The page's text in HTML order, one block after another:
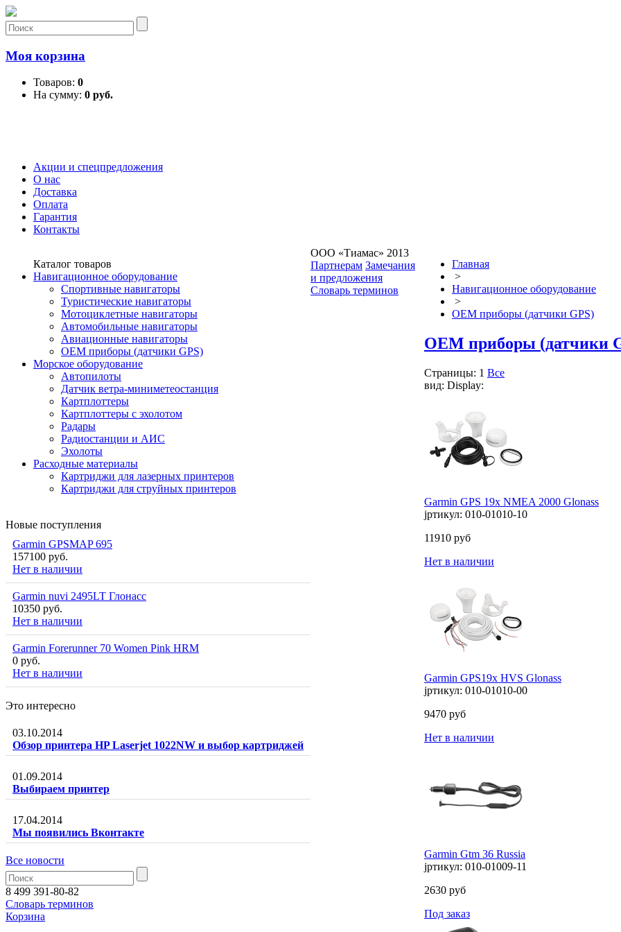
Моя корзина
Товаров: 0
На сумму: 0 руб.
Акции и спецпредложения
О нас
Доставка
Оплата
Гарантия
Контакты
Каталог товаров
Навигационное оборудование
Спортивные навигаторы
Туристические навигаторы
Мотоциклетные навигаторы
Автомобильные навигаторы
Авиационные навигаторы
OEM приборы (датчики GPS)
Морское оборудование
Автопилоты
Датчик ветра-миниметеостанция
Картплоттеры
Картплоттеры с эхолотом
Радары
Радиостанции и АИС
Эхолоты
Расходные материалы
Картриджи для лазерных принтеров
Картриджи для струйных принтеров
Новые поступления
Garmin GPSMAP 695
157100 руб.
Нет в наличии
Garmin nuvi 2495LT Глонасс
10350 руб.
Нет в наличии
Garmin Forerunner 70 Women Pink HRM
0 руб.
Нет в наличии
Это интересно
03.10.2014
Обзор принтера HP Laserjet 1022NW и выбор картриджей
01.09.2014
Выбираем принтер
17.04.2014
Мы появились Вконтакте
Все новости
Главная
>
Навигационное оборудование
>
OEM приборы (датчики GPS)
OEM приборы (датчики
Страницы: 1 Все
вид: Display:
Garmin GPS 19x NMEA 2000 Glonass
јртикул: 010-01010-10
11910 руб
Нет в наличии
Garmin GPS19x HVS Glonass
јртикул: 010-01010-00
9470 руб
Нет в наличии
Garmin Gtm 36 Russia
јртикул: 010-01009-11
2630 руб
Под заказ
ООО «Тиамас» 2013
Партнерам Замечания
и предложения
Словарь терминов
8 499 391-80-82
Словарь терминов
Корзина